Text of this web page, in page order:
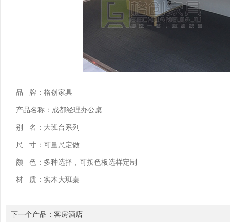
品 牌：格创家具
产品名称：成都经理办公桌
别 名：大班台系列
尺 寸：可量尺定做
颜 色：多种选择，可按色板选样定制
材 质：实木大班桌
下一个产品： 客房酒店